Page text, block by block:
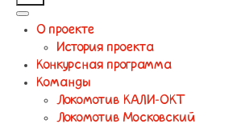
О проекте
История проекта
Конкурсная программа
Команды
Локомотив КАЛИ-ОКТ
Локомотив Московский